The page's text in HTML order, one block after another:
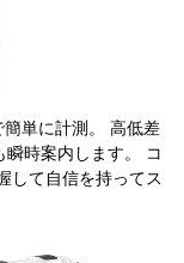
単に計測。 高低差
瞬時案内します。 コ
して自信を持ってス